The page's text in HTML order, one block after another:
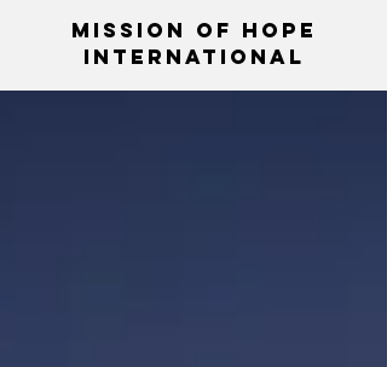
Mission Of Hope
International